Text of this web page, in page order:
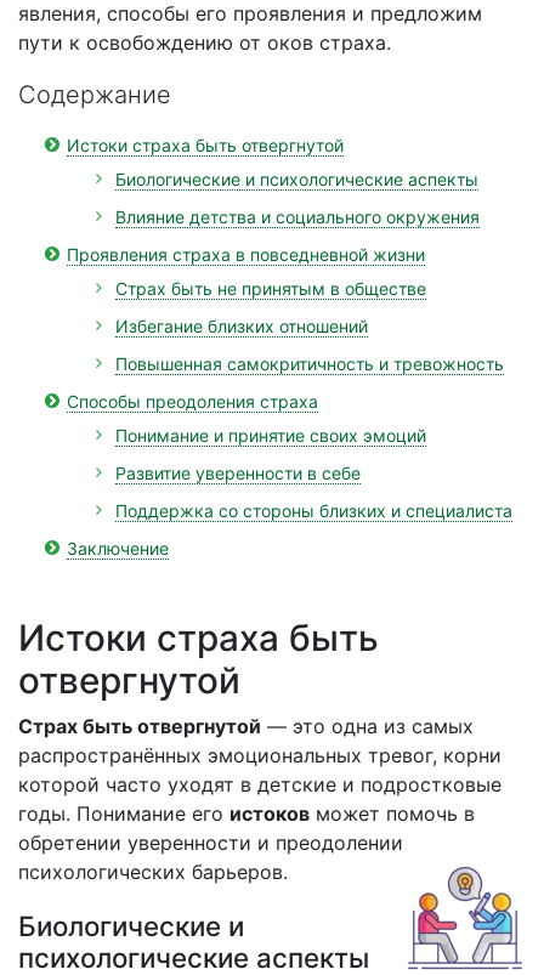
явления, способы его проявления и предложим
пути к освобождению от оков страха.
Содержание
Истоки страха быть отвергнутой
Биологические и психологические аспекты
Влияние детства и социального окружения
Проявления страха в повседневной жизни
Страх быть не принятым в обществе
Избегание близких отношений
Повышенная самокритичность и тревожность
Способы преодоления страха
Понимание и принятие своих эмоций
Развитие уверенности в себе
Поддержка со стороны близких и специалиста
Заключение
Истоки страха быть
отвергнутой
Страх быть отвергнутой — это одна из самых
распространённых эмоциональных тревог, корни
которой часто уходят в детские и подростковые
годы. Понимание его истоков может помочь в
обретении уверенности и преодолении
психологических барьеров.
Биологические и
психологические аспекты